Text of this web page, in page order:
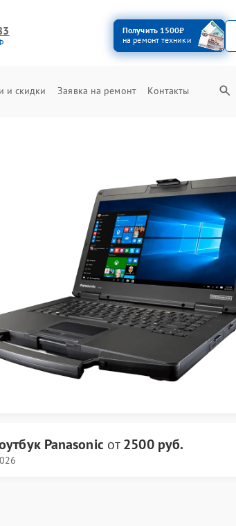
Получить 1500₽
на ремонт техники
и скидки Заявка на ремонт Контакты
Panasonic от2500 руб.